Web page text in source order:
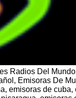
Radios Del
Emisoras De
emisoras de